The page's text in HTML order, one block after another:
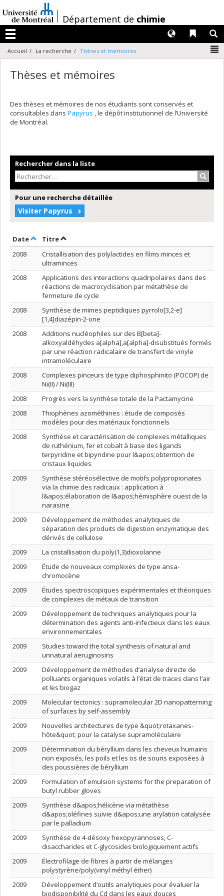
au
contenu
/Département de chimie
Menu
Liens
Langues
Accueil La recherche Thèses et mémoires
Thèses et mémoires
Des thèses et mémoires de nos étudiants sont conservés et
consultables dans Papyrus , le dépôt institutionnel de l’Université
de Montréal.
Rechercher dans la liste
Pour une recherche détaillée
Visiter Papyrus
DateTrier par date en ordre décroissant
TitreTrier par titre en ordre décroissant
2008
Cristallisation des polylactides en films minces et
ultraminces
2008
Applications des interactions quadripolaires dans des
réactions de macrocyclisation par métathèse de
fermeture de cycle
2008
Synthèse de mimes peptidiques pyrrolo[3,2-e]
[1,4]diazépin-2-one
2008
Additions nucléophiles sur des B[beta]-
alkoxyaldéhydes a[alpha],a[alpha]-disubstitués formés
par une réaction radicalaire de transfert de vinyle
intramoléculaire
2008
Complexes pinceurs de type diphosphinito (POCOP) de
Ni(II) / Ni(III)
2008
Progrès vers la synthèse totale de la Pactamycine
2008
Thiophènes azométhines : étude de composés
modèles pour des matériaux fonctionnels
2008
Synthèse et caractérisation de complexes métalliques
de ruthénium, fer et cobalt à base des ligands
terpyridine et bipyridine pour l&apos;obtention de
cristaux liquides
2009
Synthèse stéréosélective de motifs polypropionates
via la chimie des radicaux : application à
l&apos;élaboration de l&apos;hémisphère ouest de la
narasine
2009
Développement de méthodes analytiques de
séparation des produits de digestion enzymatique des
dérivés de cellulose
2009
La cristallisation du poly(1,3)dioxolanne
2009
Étude de nouveaux complexes de type ansa-
chromocène
2009
Études spectroscopiques expérimentales et théoriques
de complexes de métaux de transition
2009
Développement de techniques analytiques pour la
détermination des agents anti-infectieux dans les eaux
environnementales
2009
Studies toward the total synthesis of natural and
unnatural aeruginosins
2009
Développement de méthodes d’analyse directe de
polluants organiques volatils à l’état de traces dans l’air
et les biogaz
2009
Molecular tectonics : supramolecular 2D nanopatterning
of surfaces by self-assembly
2009
Nouvelles architectures de type &quot;rotaxanes-
hôte&quot; pour la catalyse supramoléculaire
2009
Détermination du béryllium dans les cheveux humains
non exposés, les poils et les os de souris exposées à
des poussières de béryllium
2009
Formulation of emulsion systems for the preparation of
butyl rubber gloves
2009
Synthèse d&apos;hélicène via métathèse
d&apos;oléfines suivie d&apos;une arylation catalysée
par le palladium
2009
Synthèse de 4-désoxy hexopyrannoses, C-
disaccharides et C-glycosides biologiquement actifs
2009
Électrofilage de fibres à partir de mélanges
polystyrène/poly(vinyl méthyl éther)
2009
Développement d’outils analytiques pour évaluer la
biodisponibilité du Cd dans les eaux douces